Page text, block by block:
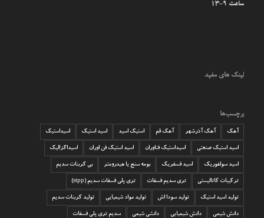
ساعت 9-13
لینک های مفید
برچسب‌ها
آهک آهک آذرشهر آهک قم استیک اسید اسید استیک اسیداستیک
اسید استیک صنعتی اسیداستیک فناوران اسید استیک فن اوران اسیداگزالیک
اسید سولفوریک اسید فسفریک بومه سنج یا هیدرومتر بی کربنات سدیم
ترکیبات کاتالیستی تری سدیم فسفات تری پلی فسفات سدیم (stpp)
تولید اسید استیک تولید سودا اش تولید مواد شیمیایی تولید کربنات سدیم
دانش شیمی دانش شیمیایی دانشی شیمی سدیم تری پلی فسفات